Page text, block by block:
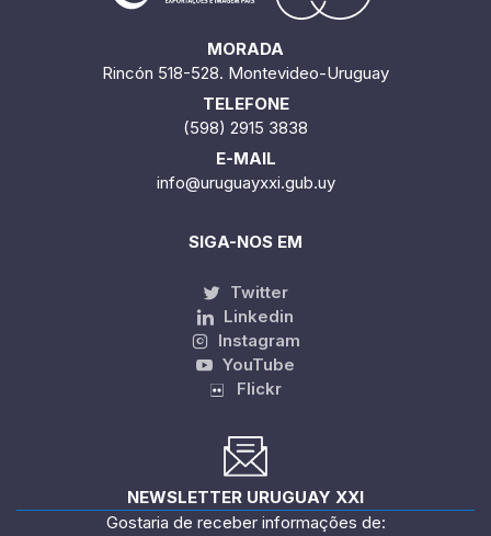
MORADA
Rincón 518-528. Montevideo-Uruguay
TELEFONE
(598) 2915 3838
E-MAIL
info@uruguayxxi.gub.uy
SIGA-NOS EM
Twitter
Linkedin
Instagram
YouTube
Flickr
NEWSLETTER URUGUAY XXI
Gostaria de receber informações de: